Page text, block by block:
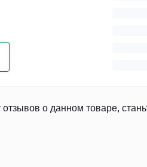
отзывов о данном товаре,